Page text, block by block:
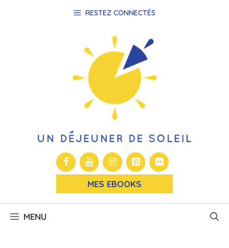
RESTEZ CONNECTÉS
MES EBOOKS
MENU